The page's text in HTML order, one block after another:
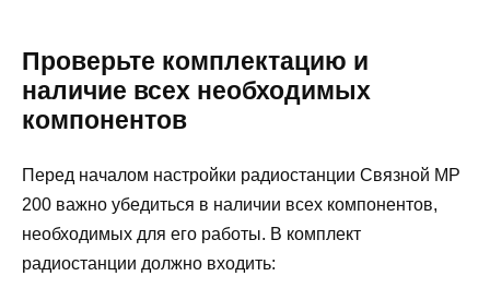
Проверьте комплектацию и
наличие всех необходимых
компонентов
Перед началом настройки радиостанции Связной МР
200 важно убедиться в наличии всех компонентов,
необходимых для его работы. В комплект
радиостанции должно входить: